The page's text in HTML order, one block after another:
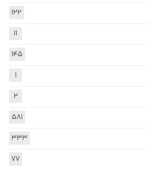
122
11
145
1
2
581
333
77